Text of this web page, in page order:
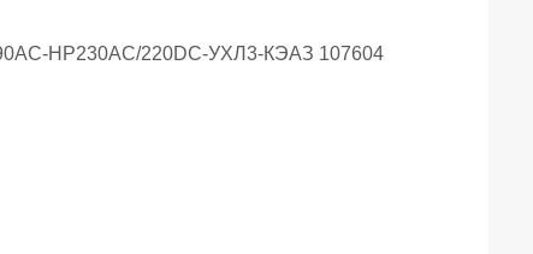
НР230AC/220DC-УХЛ3-КЭАЗ 107604